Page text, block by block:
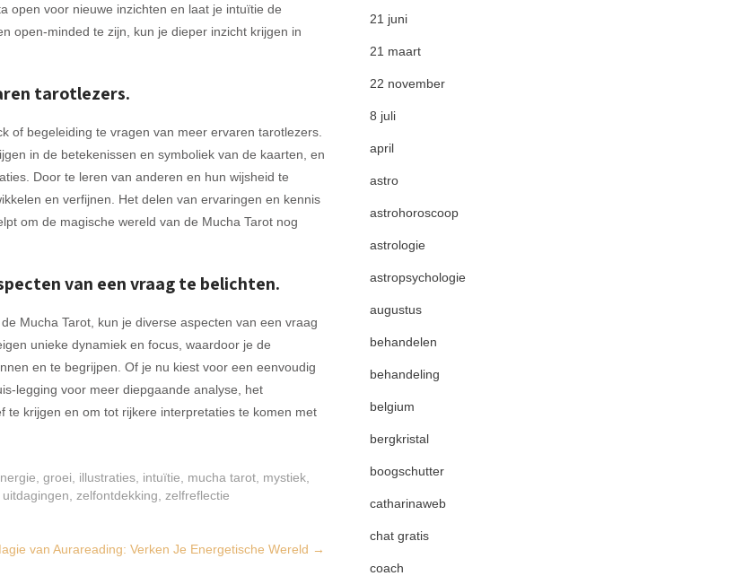
open voor nieuwe inzichten en laat je intuïtie de
open-minded te zijn, kun je dieper inzicht krijgen in
tarotlezers.
of begeleiding te vragen van meer ervaren tarotlezers.
in de betekenissen en symboliek van de kaarten, en
Door te leren van anderen en hun wijsheid te
en verfijnen. Het delen van ervaringen en kennis
om de magische wereld van de Mucha Tarot nog
van een vraag te belichten.
Mucha Tarot, kun je diverse aspecten van een vraag
unieke dynamiek en focus, waardoor je de
en te begrijpen. Of je nu kiest voor een eenvoudig
legging voor meer diepgaande analyse, het
krijgen en om tot rijkere interpretaties te komen met
groei illustraties intuïtie mucha tarot mystiek
uitdagingen zelfontdekking zelfreflectie
van Aurareading: Verken Je Energetische Wereld →
21 juni
21 maart
22 november
8 juli
april
astro
astrohoroscoop
astrologie
astropsychologie
augustus
behandelen
behandeling
belgium
bergkristal
boogschutter
catharinaweb
chat gratis
coach